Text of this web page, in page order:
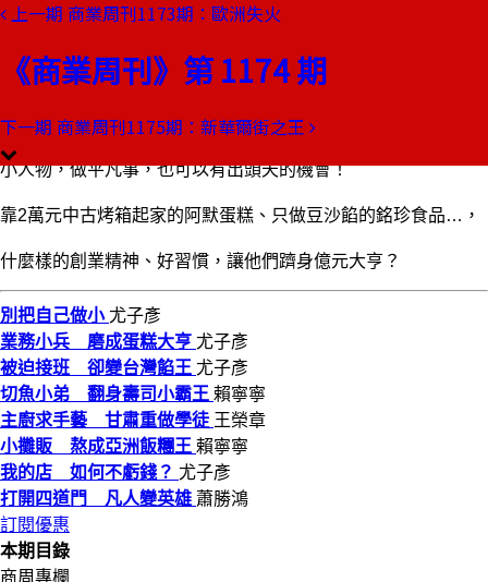
上一期 商業周刊1173期：歐洲失火
《商業周刊》第 1174 期
下一期 商業周刊1175期：新華爾街之王
本期目錄
別把自己做小
小人物，做平凡事，也可以有出頭天的機會！
靠2萬元中古烤箱起家的阿默蛋糕、只做豆沙餡的銘珍食品…，
什麼樣的創業精神、好習慣，讓他們躋身億元大亨？
別把自己做小尤子彥
業務小兵 磨成蛋糕大亨 尤子彥
被迫接班 卻變台灣餡王 尤子彥
切魚小弟 翻身壽司小霸王 賴寧寧
主廚求手藝 甘肅重做學徒 王榮章
小攤販 熬成亞洲飯糰王 賴寧寧
我的店 如何不虧錢？ 尤子彥
打開四道門 凡人變英雄 蕭勝鴻
訂閱優惠
本期目錄
商周專欄